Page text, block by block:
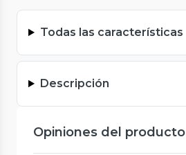
Todas las características
Descripción
Opiniones del producto